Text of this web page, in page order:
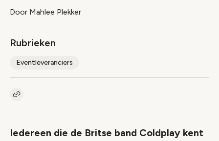
Door Mahlee Plekker
Rubrieken
Eventleveranciers
Kopieer link naar artikel
Iedereen die de Britse band Coldplay kent